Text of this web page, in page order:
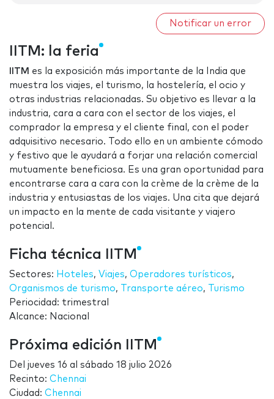
Notificar un error
IITM: la feria
IITM es la exposición más importante de la India que
muestra los viajes, el turismo, la hostelería, el ocio y
otras industrias relacionadas. Su objetivo es llevar a la
industria, cara a cara con el sector de los viajes, el
comprador la empresa y el cliente final, con el poder
adquisitivo necesario. Todo ello en un ambiente cómodo
y festivo que le ayudará a forjar una relación comercial
mutuamente beneficiosa. Es una gran oportunidad para
encontrarse cara a cara con la crème de la crème de la
industria y entusiastas de los viajes. Una cita que dejará
un impacto en la mente de cada visitante y viajero
potencial.
Ficha técnica IITM
Sectores: Hoteles, Viajes, Operadores turísticos,
Organismos de turismo, Transporte aéreo,
Turismo
Periocidad: trimestral
Alcance: Nacional
Próxima edición IITM
Del jueves 16 al sábado 18 julio 2026
Recinto: Chennai
Ciudad: Chennai